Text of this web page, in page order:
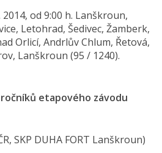
2014, od 9:00 h. Lanškroun,
Letohrad, Šedivec, Žamberk,
Orlicí, Andrlův Chlum, Řetová,
Lanškroun (95 / 1240).
etapového závodu
SKP DUHA FORT Lanškroun)